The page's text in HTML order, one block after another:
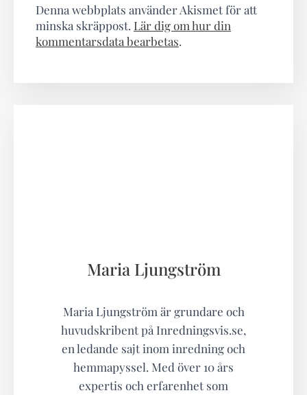
Denna webbplats använder Akismet för att
minska skräppost. Lär dig om hur din
kommentarsdata bearbetas.
Maria Ljungström
Maria Ljungström är grundare och
huvudskribent på Inredningsvis.se,
en ledande sajt inom inredning och
hemmapyssel. Med över 10 års
expertis och erfarenhet som